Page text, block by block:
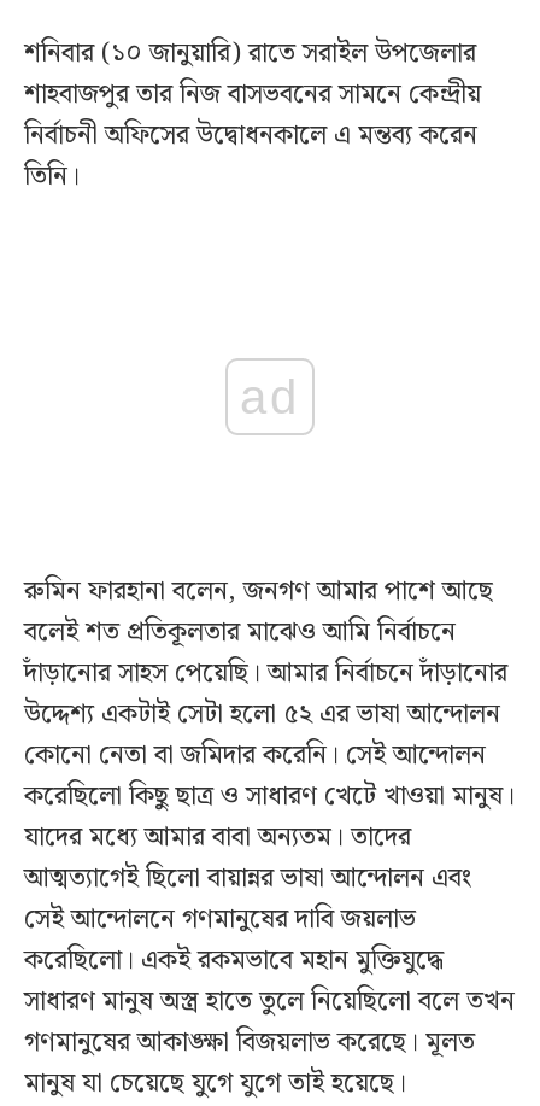
শনিবার (১০ জানুয়ারি) রাতে সরাইল উপজেলার
শাহবাজপুর তার নিজ বাসভবনের সামনে কেন্দ্রীয়
নির্বাচনী অফিসের উদ্বোধনকালে এ মন্তব্য করেন
তিনি।
ad
রুমিন ফারহানা বলেন, জনগণ আমার পাশে আছে
বলেই শত প্রতিকূলতার মাঝেও আমি নির্বাচনে
দাঁড়ানোর সাহস পেয়েছি। আমার নির্বাচনে দাঁড়ানোর
উদ্দেশ্য একটাই সেটা হলো ৫২ এর ভাষা আন্দোলন
কোনো নেতা বা জমিদার করেনি। সেই আন্দোলন
করেছিলো কিছু ছাত্র ও সাধারণ খেটে খাওয়া মানুষ।
যাদের মধ্যে আমার বাবা অন্যতম। তাদের
আত্মত্যাগেই ছিলো বায়ান্নর ভাষা আন্দোলন এবং
সেই আন্দোলনে গণমানুষের দাবি জয়লাভ
করেছিলো। একই রকমভাবে মহান মুক্তিযুদ্ধে
সাধারণ মানুষ অস্ত্র হাতে তুলে নিয়েছিলো বলে তখন
গণমানুষের আকাঙ্ক্ষা বিজয়লাভ করেছে। মূলত
মানুষ যা চেয়েছে যুগে যুগে তাই হয়েছে।